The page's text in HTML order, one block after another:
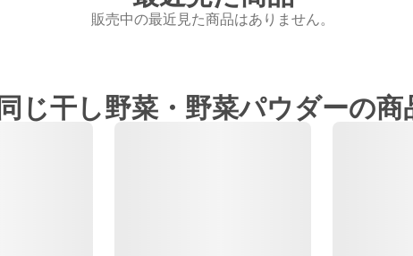
販売中の最近見た商品はありません。
同じ干し野菜・野菜パウダーの商